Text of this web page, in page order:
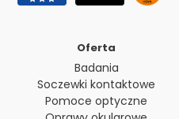
Oferta
Badania
Soczewki kontaktowe
Pomoce optyczne